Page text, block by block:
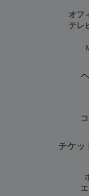
オフ
テレ
チケッ